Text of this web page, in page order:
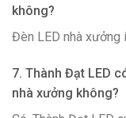
không?
Đèn LED nhà xưởng
7. Thành Đạt LED
nhà xưởng không?